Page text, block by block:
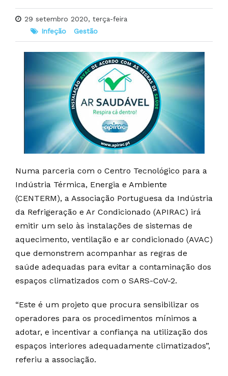
29 setembro 2020, terça-feira
Infeção
Gestão
Numa parceria com o Centro Tecnológico para a
Indústria Térmica, Energia e Ambiente
(CENTERM), a Associação Portuguesa da Indústria
da Refrigeração e Ar Condicionado (APIRAC) irá
emitir um selo às instalações de sistemas de
aquecimento, ventilação e ar condicionado (AVAC)
que demonstrem acompanhar as regras de
saúde adequadas para evitar a contaminação dos
espaços climatizados com o SARS-CoV-2.
“Este é um projeto que procura sensibilizar os
operadores para os procedimentos mínimos a
adotar, e incentivar a confiança na utilização dos
espaços interiores adequadamente climatizados”,
referiu a associação.